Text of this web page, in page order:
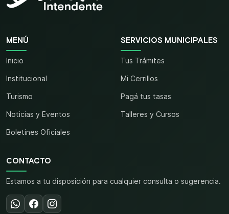
MENÚ
Inicio
Institucional
Turismo
Noticias y Eventos
Boletines Oficiales
SERVICIOS MUNICIPALES
Tus Trámites
Mi Cerrillos
Pagá tus tasas
Talleres y Cursos
CONTACTO
Estamos a tu disposición para cualquier consulta o sugerencia.